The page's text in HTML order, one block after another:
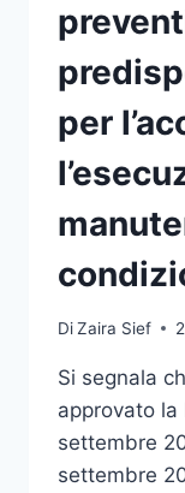
per
DiZaira Sief
Si segnala
approvato la
settembre
settembre